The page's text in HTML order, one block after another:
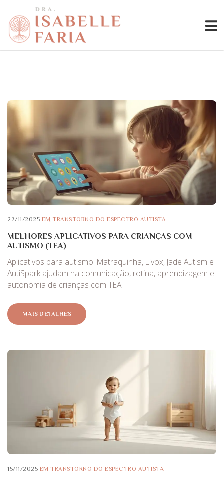
27/11/2025 EM TRANSTORNO DO ESPECTRO AUTISTA
MELHORES APLICATIVOS PARA CRIANÇAS COM
AUTISMO (TEA)
Aplicativos para autismo: Matraquinha, Livox, Jade Autism e
AutiSpark ajudam na comunicação, rotina, aprendizagem e
autonomia de crianças com TEA
MAIS DETALHES
15/11/2025 EM TRANSTORNO DO ESPECTRO AUTISTA